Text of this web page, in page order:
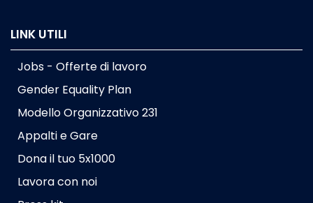
LINK UTILI
Jobs - Offerte di lavoro
Gender Equality Plan
Modello Organizzativo 231
Appalti e Gare
Dona il tuo 5x1000
Lavora con noi